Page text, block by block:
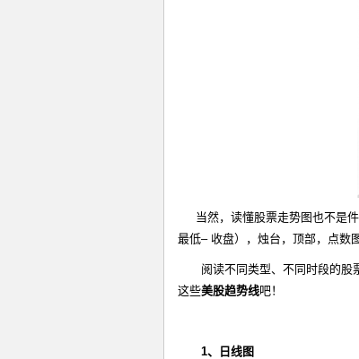
当然，读懂股票走势图也不是件
最低– 收盘），烛台，顶部，点数
阅读不同类型、不同时段的股
这些美股趋势线吧！
1、日线图